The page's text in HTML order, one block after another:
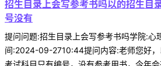
招生目录上会写参考书吗以的招生目
号没有
提问问题:招生目录上会写参考书吗学院:
间:2024-09-2710:44提问内容:老师您好